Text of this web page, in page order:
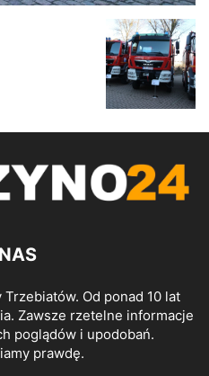
Od ponad 10 lat
Zawsze rzetelne informacje
poglądów i upodobań.
prawdę.